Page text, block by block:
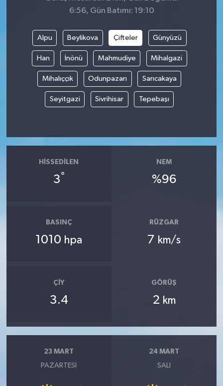
6:56, Gün Batımı: 19:10
Alpu Beylikova Çifteler Günyüzü
Han İnönü Mahmudiye Mihalgazi
Mihalıççık Odunpazarı Sarıcakaya
Seyitgazi Sivrihisar Tepebaşı
HISSEDILEN
3°
NEM
%96
BASINÇ
1010 hpa
RÜZGAR
7 km/s
ÇIY
3.4
GÖRÜŞ
2 km
23 MART
PAZARTESI
24 MART
SALI